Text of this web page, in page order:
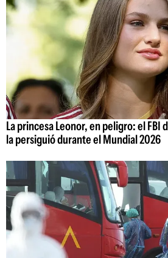
La princesa Leonor, en peligro: el FBI
la persiguió durante el Mundial 2026